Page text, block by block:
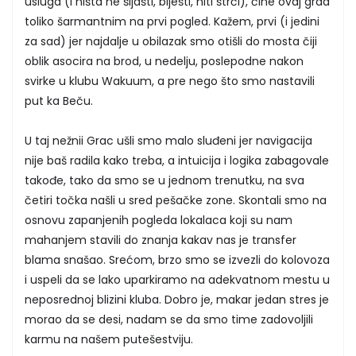
toliko šarmantnim na prvi pogled. Kažem, prvi (i jedini
za sad) jer najdalje u obilazak smo otišli do mosta čiji
oblik asocira na brod, u nedelju, poslepodne nakon
svirke u klubu Wakuum, a pre nego što smo nastavili
put ka Beču.
U taj nežnii Grac ušli smo malo sluđeni jer navigacija
nije baš radila kako treba, a intuicija i logika zabagovale
takođe, tako da smo se u jednom trenutku, na sva
četiri točka našli u sred pešačke zone. Skontali smo na
osnovu zapanjenih pogleda lokalaca koji su nam
mahanjem stavili do znanja kakav nas je transfer
blama snašao. Srećom, brzo smo se izvezli do kolovoza
i uspeli da se lako uparkiramo na adekvatnom mestu u
neposrednoj blizini kluba. Dobro je, makar jedan stres je
morao da se desi, nadam se da smo time zadovoljili
karmu na našem putešestviju.